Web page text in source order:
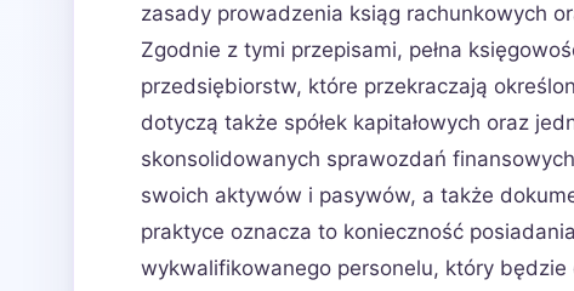
zasady prowadzenia ksiąg rachunkowych
Zgodnie z tymi przepisami, pełna
przedsiębiorstw, które przekraczają
dotyczą także spółek kapitałowych oraz
skonsolidowanych sprawozdań
swoich aktywów i pasywów, a także
praktyce oznacza to konieczność
wykwalifikowanego personelu, który